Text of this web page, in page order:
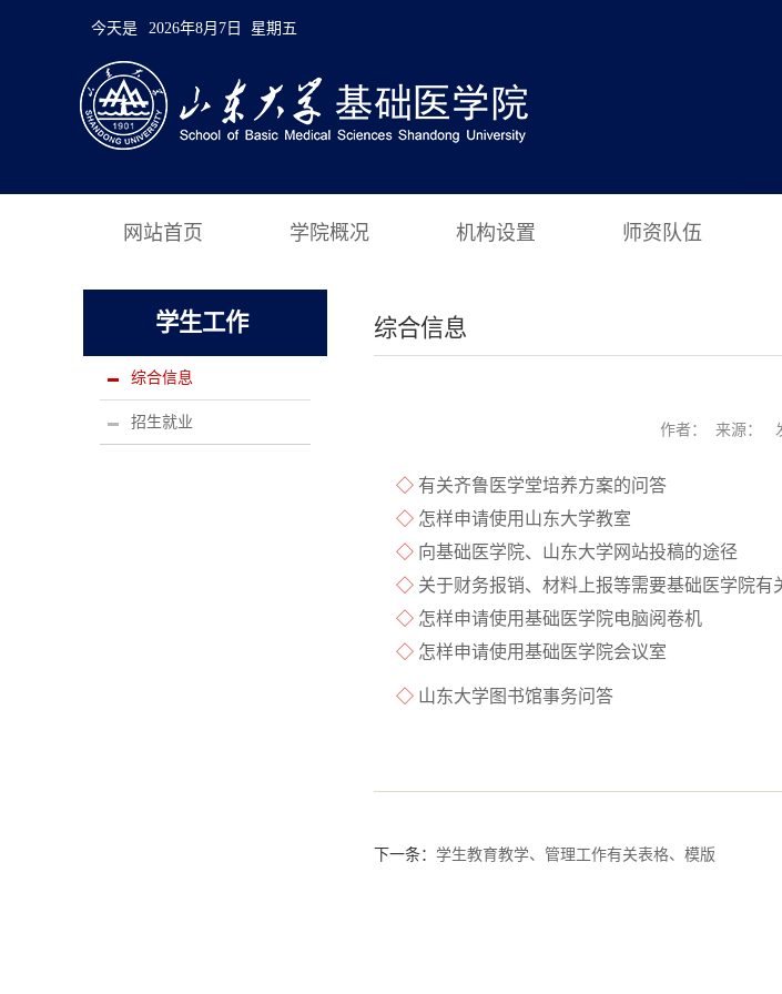
今天是 2026年8月7日 星期五
网站首页 学院概况 机构设置 师资队伍
学生工作
综合信息
招生就业
综合信息
作者： 来源： 发
◇ 有关齐鲁医学堂培养方案的问答
◇ 怎样申请使用山东大学教室
◇ 向基础医学院、山东大学网站投稿的途径
◇ 关于财务报销、材料上报等需要基础医学院有
◇ 怎样申请使用基础医学院电脑阅卷机
◇ 怎样申请使用基础医学院会议室
◇ 山东大学图书馆事务问答
下一条： 学生教育教学、管理工作有关表格、模版